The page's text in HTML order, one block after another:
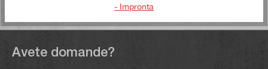
Avete domande?
- Impronta